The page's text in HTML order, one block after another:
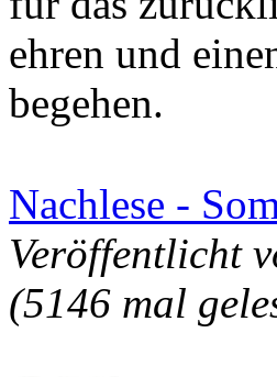
ehren und
begehen.
Nachlese -
Veröffentlicht
(5146 mal